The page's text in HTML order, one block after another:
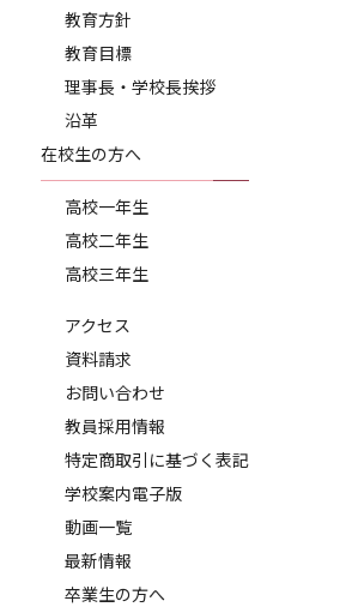
教育方針
教育目標
理事長・学校長挨拶
沿革
在校生の方へ
高校一年生
高校二年生
高校三年生
アクセス
資料請求
お問い合わせ
教員採用情報
特定商取引に基づく表記
学校案内電子版
動画一覧
最新情報
卒業生の方へ